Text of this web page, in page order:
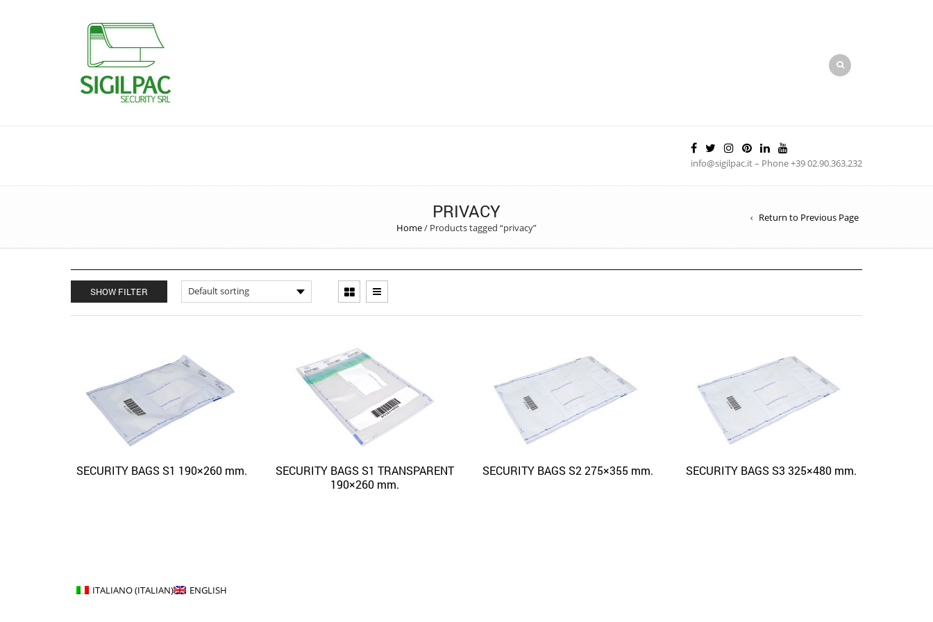
info@sigilpac.it – Phone +39 02.90.363.232
PRIVACY
Home/ Products tagged “privacy”
Return to Previous Page
SHOW FILTER
Aggiungi alla lista dei desideri Quick View
SECURITY BAGS S1 190×260 mm. Aggiungi alla lista dei desideri Quick View
SECURITY BAGS S1 TRANSPARENT
190×260 mm.
Aggiungi alla lista dei desideri Quick View
SECURITY BAGS S2 275×355 mm. Aggiungi alla lista dei desideri Quick View
SECURITY BAGS S3 325×480 mm.
ITALIANO(ITALIAN) ENGLISH